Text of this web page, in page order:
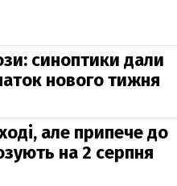
синоптики дали
нового тижня
але припече до
на 2 серпня